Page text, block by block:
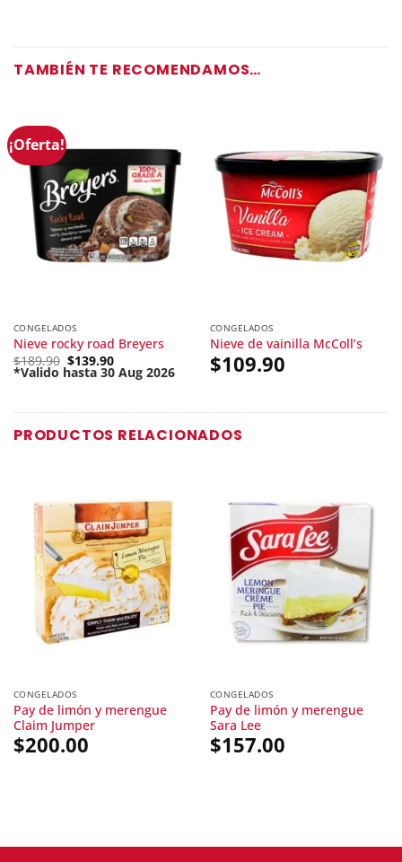
TAMBIÉN TE RECOMENDAMOS…
¡Oferta!
CONGELADOS
Nieve rocky road Breyers
$189.90 Original
price
was:
$139.90
*Valido hasta 30 Aug 2026
Current
CONGELADOS
Nieve de vainilla McColl’s
$109.90
PRODUCTOS RELACIONADOS
CONGELADOS
Pay de limón y merengue
Claim Jumper
$200.00
CONGELADOS
Pay de limón y merengue
Sara Lee
$157.00